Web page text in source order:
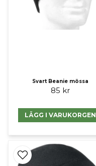
Svart Beanie mössa
85 kr
LÄGG I VARUKORGEN